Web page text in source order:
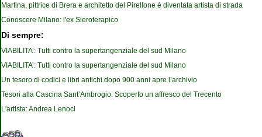
Martina, pittrice di Brera e architetto del Pirellone è diventata artista di strada
Conoscere Milano: l'ex Sieroterapico
Di sempre:
VIABILITA’: Tutti contro la supertangenziale del sud Milano
VIABILITA’: Tutti contro la supertangenziale del sud Milano
Un tesoro di codici e libri antichi dopo 900 anni apre l’archivio
Tesori alla Cascina Sant’Ambrogio. Scoperto un affresco del Trecento
L'artista: Andrea Lenoci